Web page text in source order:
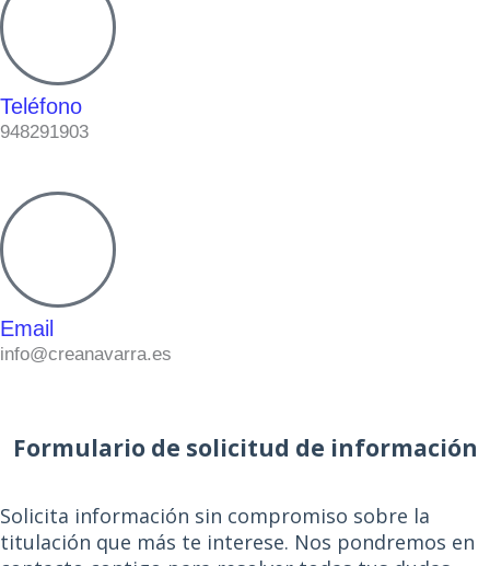
Teléfono
948291903
Email
info@creanavarra.es